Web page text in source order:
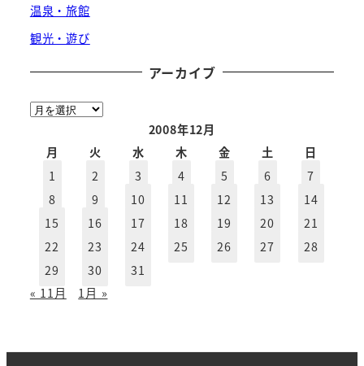
温泉・旅館
観光・遊び
アーカイブ
ア
2008年12月
月
火 水 木 金 土
日
1
2 3 4 5 6
7
8
9 10 11 12 13
14
15
16 17 18 19 20
21
22
23 24 25 26 27
28
29
30
31
« 11月
1月 »